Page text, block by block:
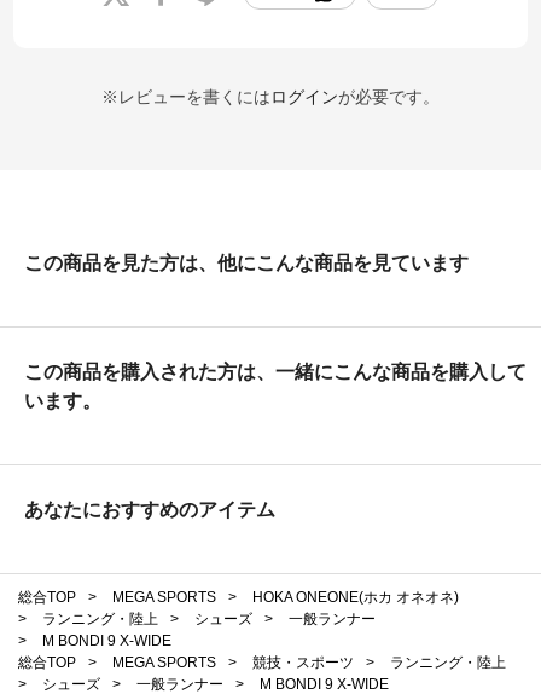
※レビューを書くにはログインが必要です。
この商品を見た方は、他にこんな商品を見ています
この商品を購入された方は、一緒にこんな商品を購入して
います。
あなたにおすすめのアイテム
総合TOP > MEGA SPORTS >
HOKA ONEONE(ホカ オネオネ)
>
ランニング・陸上 > シューズ >
一般ランナー
>
M BONDI 9 X-WIDE
総合TOP
> MEGA SPORTS > 競技・スポーツ >
ランニング・陸上
>
シューズ > 一般ランナー >
M BONDI 9 X-WIDE